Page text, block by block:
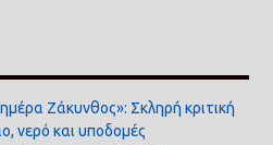
Ζάκυνθος»: Σκληρή κριτική
νερό και υποδομές